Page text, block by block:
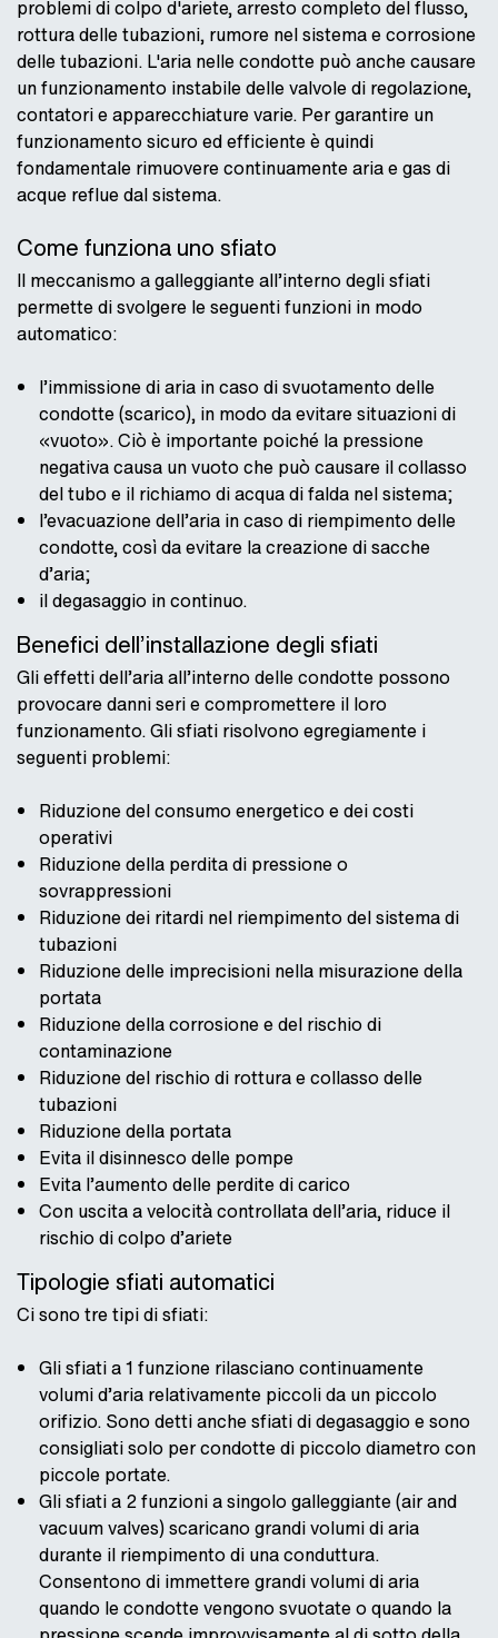
problemi di colpo d'ariete, arresto completo del flusso,
rottura delle tubazioni, rumore nel sistema e corrosione
delle tubazioni. L'aria nelle condotte può anche causare
un funzionamento instabile delle valvole di regolazione,
contatori e apparecchiature varie. Per garantire un
funzionamento sicuro ed efficiente è quindi
fondamentale rimuovere continuamente aria e gas di
acque reflue dal sistema.
Come funziona uno sfiato
Il meccanismo a galleggiante all’interno degli sfiati
permette di svolgere le seguenti funzioni in modo
automatico:
l’immissione di aria in caso di svuotamento delle
condotte (scarico), in modo da evitare situazioni di
«vuoto». Ciò è importante poiché la pressione
negativa causa un vuoto che può causare il collasso
del tubo e il richiamo di acqua di falda nel sistema;
l’evacuazione dell’aria in caso di riempimento delle
condotte, così da evitare la creazione di sacche
d’aria;
il degasaggio in continuo.
Benefici dell’installazione degli sfiati
Gli effetti dell’aria all’interno delle condotte possono
provocare danni seri e compromettere il loro
funzionamento. Gli sfiati risolvono egregiamente i
seguenti problemi:
Riduzione del consumo energetico e dei costi
operativi
Riduzione della perdita di pressione o
sovrappressioni
Riduzione dei ritardi nel riempimento del sistema di
tubazioni
Riduzione delle imprecisioni nella misurazione della
portata
Riduzione della corrosione e del rischio di
contaminazione
Riduzione del rischio di rottura e collasso delle
tubazioni
Riduzione della portata
Evita il disinnesco delle pompe
Evita l’aumento delle perdite di carico
Con uscita a velocità controllata dell’aria, riduce il
rischio di colpo d’ariete
Tipologie sfiati automatici
Ci sono tre tipi di sfiati:
Gli sfiati a 1 funzione rilasciano continuamente
volumi d’aria relativamente piccoli da un piccolo
orifizio. Sono detti anche sfiati di degasaggio e sono
consigliati solo per condotte di piccolo diametro con
piccole portate.
Gli sfiati a 2 funzioni a singolo galleggiante (air and
vacuum valves) scaricano grandi volumi di aria
durante il riempimento di una conduttura.
Consentono di immettere grandi volumi di aria
quando le condotte vengono svuotate o quando la